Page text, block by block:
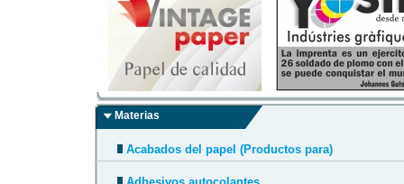
Materias
Acabados del papel (Productos para)